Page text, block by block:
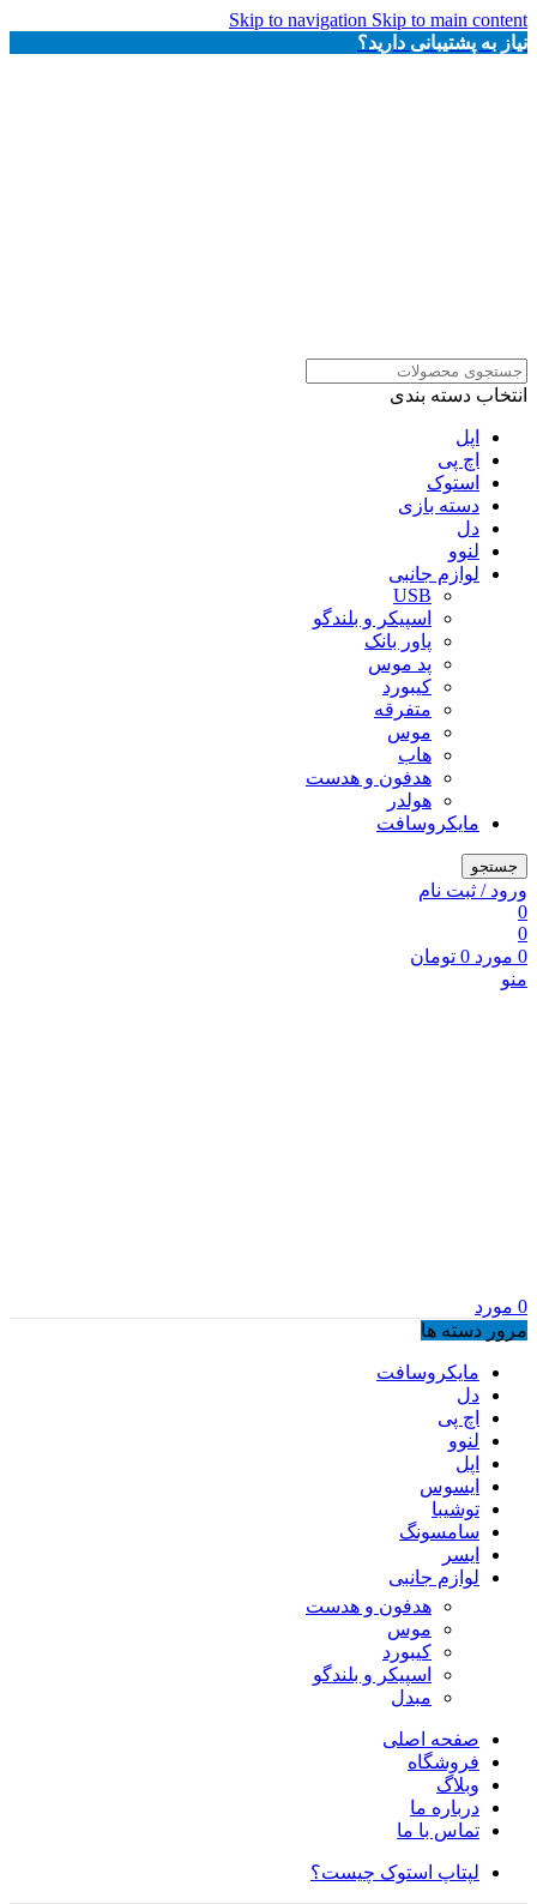
Skip to navigation Skip to main content
نیاز به پشتیبانی دارید؟
انتخاب دسته بندی
اپل
اچ پی
استوک
دسته بازی
دل
لنوو
لوازم جانبی
USB
اسپیکر و بلندگو
پاور بانک
پد موس
کیبورد
متفرقه
موس
هاب
هدفون و هدست
هولدر
مایکروسافت
جستجو
ورود / ثبت نام
0
0
0 مورد 0 تومان
منو
0 مورد
مرور دسته ها
مایکروسافت
دل
اچ پی
لنوو
اپل
ایسوس
توشیبا
سامسونگ
ایسر
لوازم جانبی
هدفون و هدست
موس
کیبورد
اسپیکر و بلندگو
مبدل
صفحه اصلی
فروشگاه
وبلاگ
درباره ما
تماس با ما
لپتاپ استوک چیست؟